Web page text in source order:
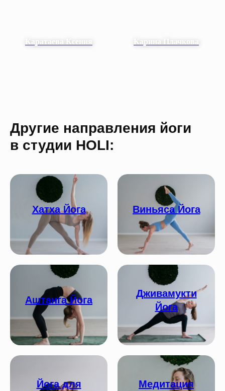
Каратаева Ксения Карина Плачкова
Другие направления йоги
в студии HOLI:
Хатха Йога Виньяса Йога
Аштанга Йога
Дживамукти
Йога
Йога для
Медитация